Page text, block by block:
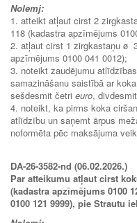
Nolemj:
1. atteikt atļaut cirst 2
118 (kadastra apzīmējums
2. atļaut cirst 1 zirgkastaņu ø
apzīmējums 0100 041 0012);
3. noteikt zaudējumu
samazināšanu saistībā ar
sešdesmit četri euro,
4. noteikt, ka pirms koka
atlīdzību un saņemt ārpus
noformēta pēc maksājuma
DA-26-3582-nd (06.02.2026.)
Par atteikumu atļaut cirst
(kadastra apzīmējums 0100
0100 121 9999), pie Strautu